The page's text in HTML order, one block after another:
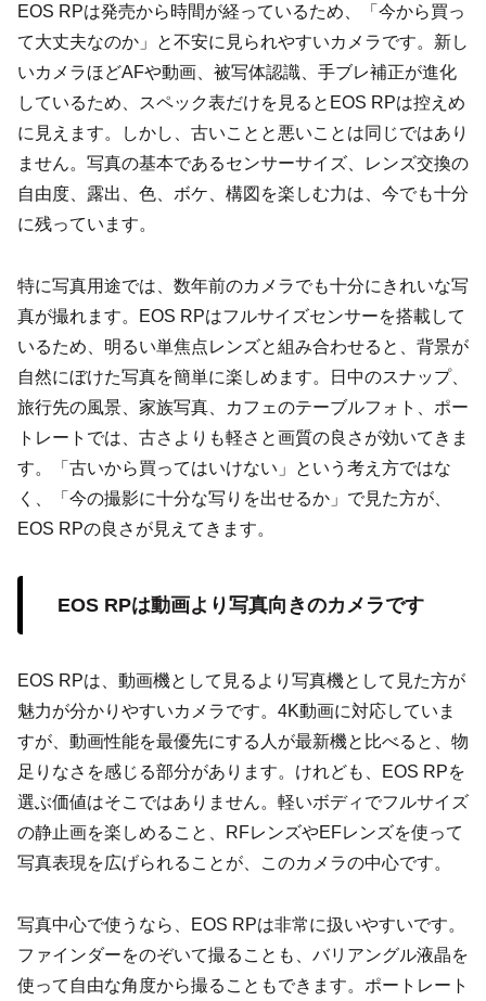
EOS RPは発売から時間が経っているため、「今から買っ
て大丈夫なのか」と不安に見られやすいカメラです。新し
いカメラほどAFや動画、被写体認識、手ブレ補正が進化
しているため、スペック表だけを見るとEOS RPは控えめ
に見えます。しかし、古いことと悪いことは同じではあり
ません。写真の基本であるセンサーサイズ、レンズ交換の
自由度、露出、色、ボケ、構図を楽しむ力は、今でも十分
に残っています。
特に写真用途では、数年前のカメラでも十分にきれいな写
真が撮れます。EOS RPはフルサイズセンサーを搭載して
いるため、明るい単焦点レンズと組み合わせると、背景が
自然にぼけた写真を簡単に楽しめます。日中のスナップ、
旅行先の風景、家族写真、カフェのテーブルフォト、ポー
トレートでは、古さよりも軽さと画質の良さが効いてきま
す。「古いから買ってはいけない」という考え方ではな
く、「今の撮影に十分な写りを出せるか」で見た方が、
EOS RPの良さが見えてきます。
EOS RPは動画より写真向きのカメラです
EOS RPは、動画機として見るより写真機として見た方が
魅力が分かりやすいカメラです。4K動画に対応していま
すが、動画性能を最優先にする人が最新機と比べると、物
足りなさを感じる部分があります。けれども、EOS RPを
選ぶ価値はそこではありません。軽いボディでフルサイズ
の静止画を楽しめること、RFレンズやEFレンズを使って
写真表現を広げられることが、このカメラの中心です。
写真中心で使うなら、EOS RPは非常に扱いやすいです。
ファインダーをのぞいて撮ることも、バリアングル液晶を
使って自由な角度から撮ることもできます。ポートレート